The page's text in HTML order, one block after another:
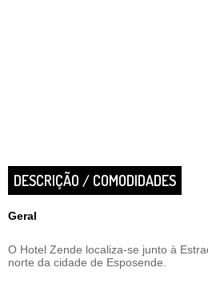
DESCRIÇÃO / COMODIDADES
Geral
O Hotel Zende localiza-se junto à
norte da cidade de Esposende.